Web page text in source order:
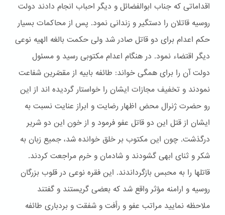
اقداماتی که جناب ابوالفضائل و دیگر احباب انجام دادند دولت
روسیه قاتلان را دستگیر و زندانی نمود. پس از محاکمات بسیار
حکم اعدام برای دو قاتل صادر شد ولی حکمت بالغه الهیه نوعی
دیگر اقتضاء نمود. در هنگام اعدام مکتوبی رسید و مسئول
دولت آن را برای همگی خواند: طائفه بابیه از مقصّرین شفاعت
نمودند و تخفیف مجازات ایشان را خواستار گردیده اند از این
رو حضرت ژنرال محض اظهار رضایت و ابراز عنایت نسبت به
ایشان از قتل این دو قاتل عفو فرمود و از خون این دو شریر
درگذشت. چون این مکتوب بر خلق خوانده شد، جمیع زبان به
شکر و ثنای ابهی گشودند و شادمان و خرم مراجعت کردند.
قاتلها را به محبس بازگرداندند. این فقره نوعی در قلوب بزرگان
روسیه و ارامنه مؤثر واقع شد که بعضی گریستند و گفتند
ملاحظه نمایید مراتب عفو و رأفت و شفقت و بردباری طائفه